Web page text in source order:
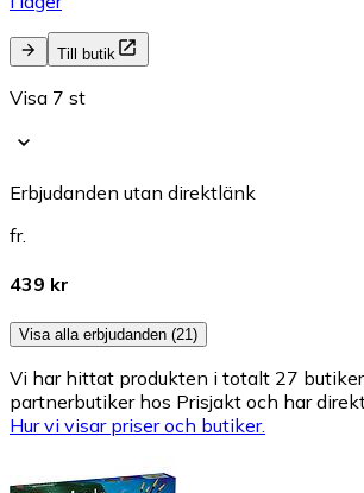
Till butik
Visa 7 st
Erbjudanden utan direktlänk
fr.
439 kr
Visa alla erbjudanden (21)
Vi har hittat produkten i totalt 27
partnerbutiker hos Prisjakt och har
Hur vi visar priser och butiker.